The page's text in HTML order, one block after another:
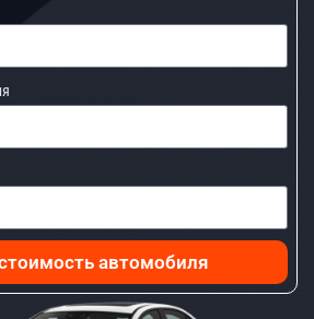
автомобиля